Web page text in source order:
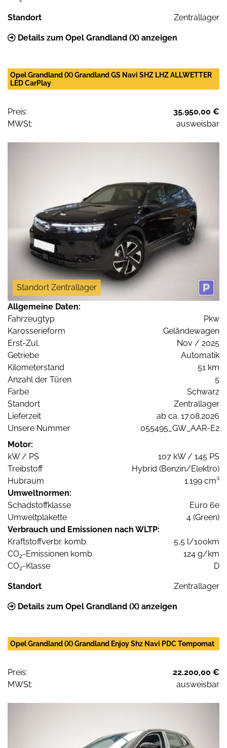
Standort Zentrallager
Details zum Opel Grandland (X) anzeigen
Opel Grandland (X) Grandland GS Navi SHZ LHZ ALLWETTER
LED CarPlay
Preis:
35.950,00 €
MWSt:
ausweisbar
Standort Zentrallager
Allgemeine Daten:
Fahrzeugtyp
Pkw
Karosserieform
Geländewagen
Erst-Zul.
Nov / 2025
Getriebe
Automatik
Kilometerstand
51 km
Anzahl der Türen
5
Farbe
Schwarz
Standort
Zentrallager
Lieferzeit
ab ca. 17.08.2026
Unsere Nummer
055495_GW_AAR-E2
Motor:
kW / PS
107 kW / 145 PS
Treibstoff
Hybrid (Benzin/Elektro)
Hubraum
1.199 cm³
Umweltnormen:
Schadstoffklasse
Euro 6e
Umweltplakette
4 (Green)
Verbrauch und Emissionen nach WLTP:
Kraftstoffverbr. komb.
5,5 l/100km
CO2-Emissionen komb.
124 g/km
CO2-Klasse D
Standort Zentrallager
Details zum Opel Grandland (X) anzeigen
Opel Grandland (X) Grandland Enjoy Shz Navi PDC Tempomat
Preis:
22.200,00 €
MWSt:
ausweisbar